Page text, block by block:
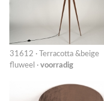
31612 · Terracotta &beige
fluweel · voorradig